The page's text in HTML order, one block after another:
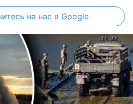
на нас в Google